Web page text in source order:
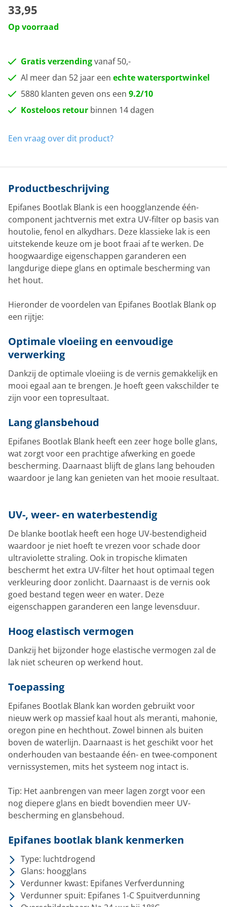
33,95
Op voorraad
Gratis verzendingvanaf 50,-
Al meer dan 52 jaar een echte watersportwinkel
5880 klanten geven ons een 9.2/10
Kosteloos retour binnen 14 dagen
Een vraag over dit product?
Productbeschrijving
Epifanes Bootlak Blank is een hoogglanzende één-
component jachtvernis met extra UV-filter op basis van
houtolie, fenol en alkydhars. Deze klassieke lak is een
uitstekende keuze om je boot fraai af te werken. De
hoogwaardige eigenschappen garanderen een
langdurige diepe glans en optimale bescherming van
het hout.
Hieronder de voordelen van Epifanes Bootlak Blank op
een rijtje:
Optimale vloeiing en eenvoudige
verwerking
Dankzij de optimale vloeiing is de vernis gemakkelijk en
mooi egaal aan te brengen. Je hoeft geen vakschilder te
zijn voor een topresultaat.
Lang glansbehoud
Epifanes Bootlak Blank heeft een zeer hoge bolle glans,
wat zorgt voor een prachtige afwerking en goede
bescherming. Daarnaast blijft de glans lang behouden
waardoor je lang kan genieten van het mooie resultaat.
UV-, weer- en waterbestendig
De blanke bootlak heeft een hoge UV-bestendigheid
waardoor je niet hoeft te vrezen voor schade door
ultraviolette straling. Ook in tropische klimaten
beschermt het extra UV-filter het hout optimaal tegen
verkleuring door zonlicht. Daarnaast is de vernis ook
goed bestand tegen weer en water. Deze
eigenschappen garanderen een lange levensduur.
Hoog elastisch vermogen
Dankzij het bijzonder hoge elastische vermogen zal de
lak niet scheuren op werkend hout.
Toepassing
Epifanes Bootlak Blank kan worden gebruikt voor
nieuw werk op massief kaal hout als meranti, mahonie,
oregon pine en hechthout. Zowel binnen als buiten
boven de waterlijn. Daarnaast is het geschikt voor het
onderhouden van bestaande één- en twee-component
vernissystemen, mits het systeem nog intact is.
Tip: Het aanbrengen van meer lagen zorgt voor een
nog diepere glans en biedt bovendien meer UV-
bescherming en glansbehoud.
Epifanes bootlak blank kenmerken
Type: luchtdrogend
Glans: hoogglans
Verdunner kwast: Epifanes Verfverdunning
Verdunner spuit: Epifanes 1-C Spuitverdunning